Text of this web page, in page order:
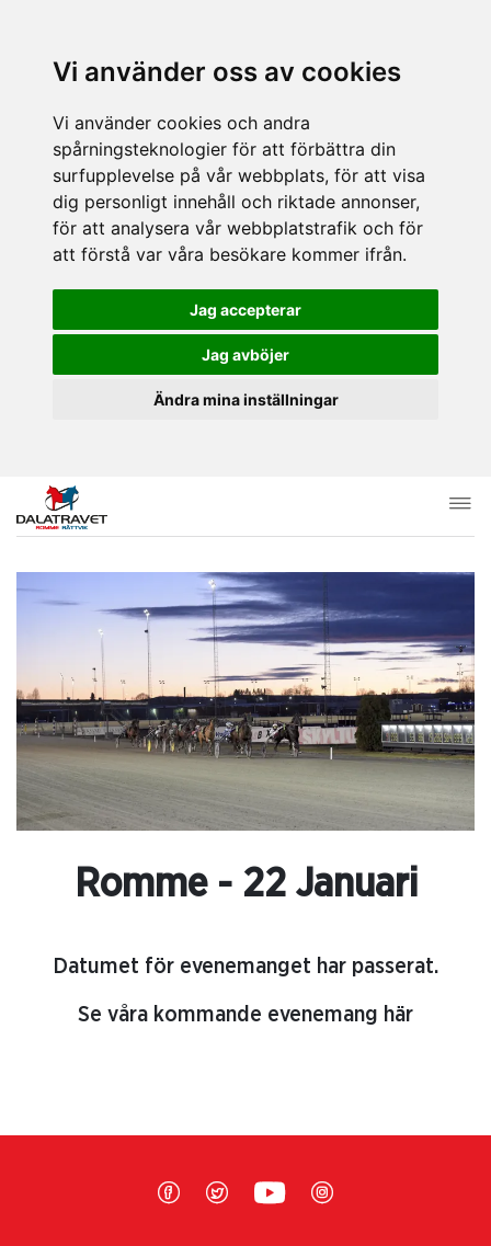
Vi använder oss av cookies
Vi använder cookies och andra
spårningsteknologier för att förbättra din
surfupplevelse på vår webbplats, för att visa
dig personligt innehåll och riktade annonser,
för att analysera vår webbplatstrafik och för
att förstå var våra besökare kommer ifrån.
Jag accepterar
Jag avböjer
Ändra mina inställningar
Romme - 22 Januari
Datumet för evenemanget har passerat.
Se våra kommande evenemang här